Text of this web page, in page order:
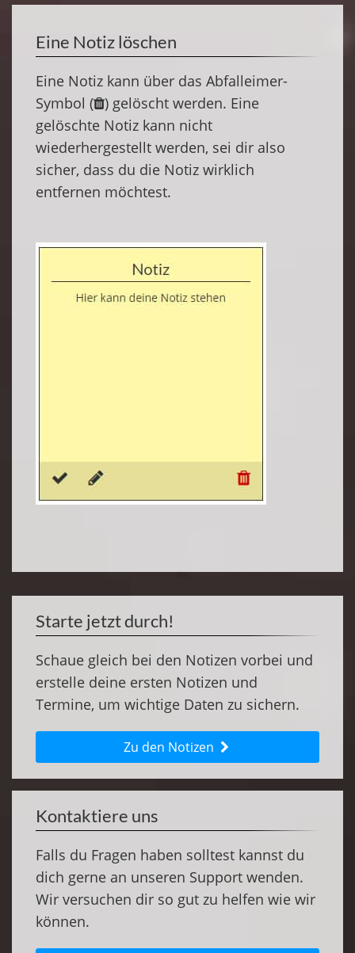
Eine Notiz löschen
Eine Notiz kann über das Abfalleimer-
Symbol ( ) gelöscht werden. Eine
gelöschte Notiz kann nicht
wiederhergestellt werden, sei dir also
sicher, dass du die Notiz wirklich
entfernen möchtest.
Starte jetzt durch!
Schaue gleich bei den Notizen vorbei und
erstelle deine ersten Notizen und
Termine, um wichtige Daten zu sichern.
Zu den Notizen
Kontaktiere uns
Falls du Fragen haben solltest kannst du
dich gerne an unseren Support wenden.
Wir versuchen dir so gut zu helfen wie wir
können.